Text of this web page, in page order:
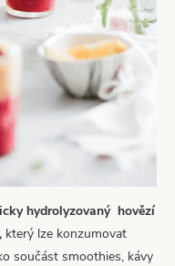
hydrolyzovaný hovězí
který lze konzumovat
součást smoothies, kávy